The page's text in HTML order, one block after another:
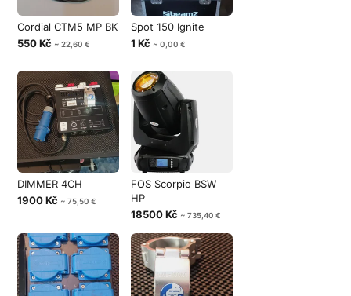
Cordial CTM5 MP BK
550 Kč ~ 22,60 €
Spot 150 Ignite
1 Kč ~ 0,00 €
DIMMER 4CH
1900 Kč ~ 75,50 €
FOS Scorpio BSW
HP
18500 Kč ~ 735,40 €